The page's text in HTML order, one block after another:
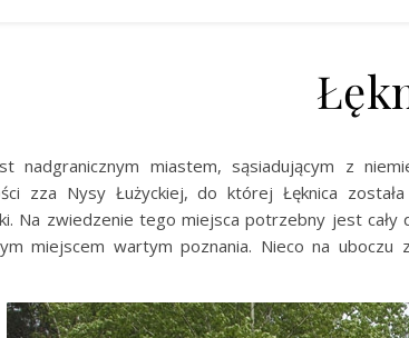
nadgranicznym miastem, sąsiadującym z
zza Nysy Łużyckiej, do której Łęknica
Na zwiedzenie tego miejsca potrzebny jest
miejscem wartym poznania. Nieco na uboczu